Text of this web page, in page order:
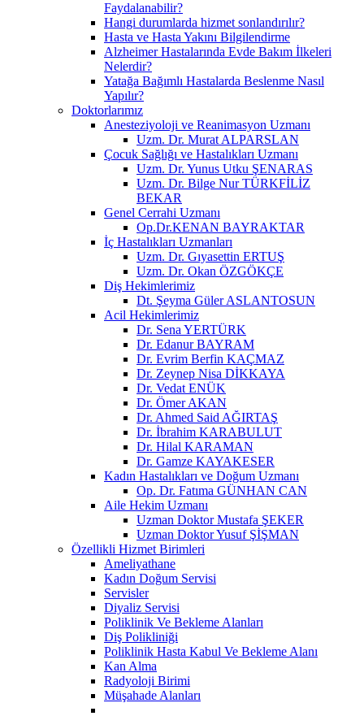
Faydalanabilir?
Hangi durumlarda hizmet sonlandırılır?
Hasta ve Hasta Yakını Bilgilendirme
Alzheimer Hastalarında Evde Bakım İlkeleri
Nelerdir?
Yatağa Bağımlı Hastalarda Beslenme Nasıl
Yapılır?
Doktorlarımız
Anesteziyoloji ve Reanimasyon Uzmanı
Uzm. Dr. Murat ALPARSLAN
Çocuk Sağlığı ve Hastalıkları Uzmanı
Uzm. Dr. Yunus Utku ŞENARAS
Uzm. Dr. Bilge Nur TÜRKFİLİZ
BEKAR
Genel Cerrahi Uzmanı
Op.Dr.KENAN BAYRAKTAR
İç Hastalıkları Uzmanları
Uzm. Dr. Gıyasettin ERTUŞ
Uzm. Dr. Okan ÖZGÖKÇE
Diş Hekimlerimiz
Dt. Şeyma Güler ASLANTOSUN
Acil Hekimlerimiz
Dr. Sena YERTÜRK
Dr. Edanur BAYRAM
Dr. Evrim Berfin KAÇMAZ
Dr. Zeynep Nisa DİKKAYA
Dr. Vedat ENÜK
Dr. Ömer AKAN
Dr. Ahmed Said AĞIRTAŞ
Dr. İbrahim KARABULUT
Dr. Hilal KARAMAN
Dr. Gamze KAYAKESER
Kadın Hastalıkları ve Doğum Uzmanı
Op. Dr. Fatıma GÜNHAN CAN
Aile Hekim Uzmanı
Uzman Doktor Mustafa ŞEKER
Uzman Doktor Yusuf ŞİŞMAN
Özellikli Hizmet Birimleri
Ameliyathane
Kadın Doğum Servisi
Servisler
Diyaliz Servisi
Poliklinik Ve Bekleme Alanları
Diş Polikliniği
Poliklinik Hasta Kabul Ve Bekleme Alanı
Kan Alma
Radyoloji Birimi
Müşahade Alanları